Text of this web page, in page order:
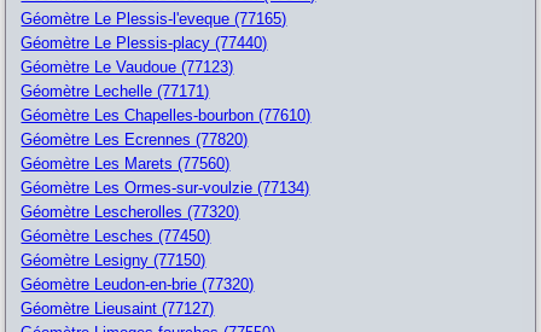
Géomètre Le Plessis-l'eveque (77165)
Géomètre Le Plessis-placy (77440)
Géomètre Le Vaudoue (77123)
Géomètre Lechelle (77171)
Géomètre Les Chapelles-bourbon (77610)
Géomètre Les Ecrennes (77820)
Géomètre Les Marets (77560)
Géomètre Les Ormes-sur-voulzie (77134)
Géomètre Lescherolles (77320)
Géomètre Lesches (77450)
Géomètre Lesigny (77150)
Géomètre Leudon-en-brie (77320)
Géomètre Lieusaint (77127)